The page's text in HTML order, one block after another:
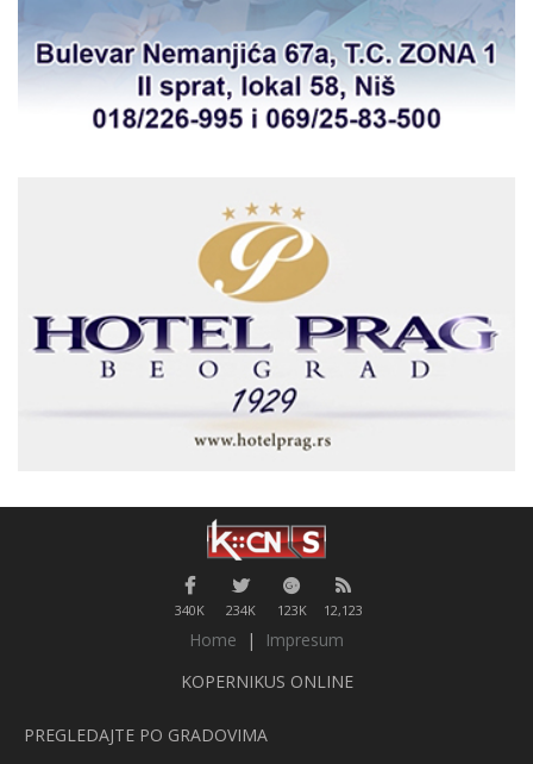
340K 234K 123K 12,123
Home |
Impresum
KOPERNIKUS ONLINE
PREGLEDAJTE PO GRADOVIMA